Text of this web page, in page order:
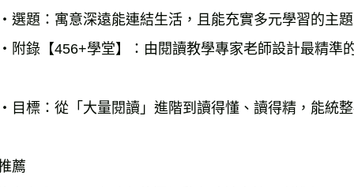
：寓意深遠能連結生活，且能充實多元學習的主題
【456+學堂】：由閱讀教學專家老師設計最精準
：從「大量閱讀」進階到讀得懂、讀得精，能統整
薦